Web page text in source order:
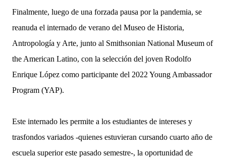
Finalmente, luego de una forzada pausa por la pandemia, se
reanuda el internado de verano del Museo de Historia,
Antropología y Arte, junto al Smithsonian National Museum of
the American Latino, con la selección del joven Rodolfo
Enrique López como participante del 2022 Young Ambassador
Program (YAP).
Este internado les permite a los estudiantes de intereses y
trasfondos variados -quienes estuvieran cursando cuarto año de
escuela superior este pasado semestre-, la oportunidad de